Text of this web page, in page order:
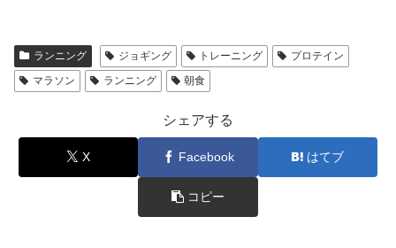
ランニング ジョギング トレーニング
プロテイン
マラソン
ランニング 朝食
シェアする
X Facebook はてブ
コピー